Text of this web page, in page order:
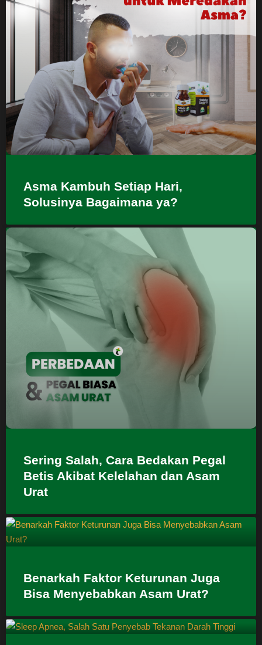
Asma Kambuh Setiap Hari,
Solusinya Bagaimana ya?
Sering Salah, Cara Bedakan Pegal
Betis Akibat Kelelahan dan Asam
Urat
Benarkah Faktor Keturunan Juga
Bisa Menyebabkan Asam Urat?